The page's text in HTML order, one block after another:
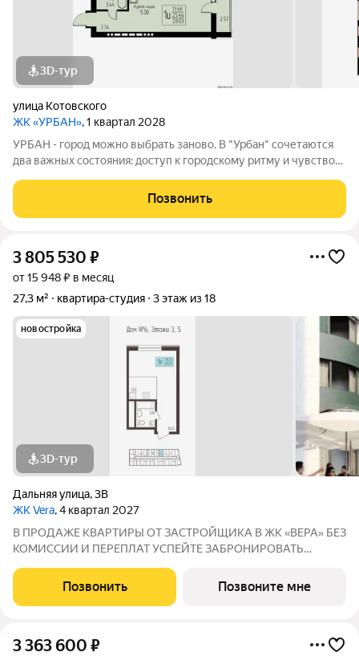
3D-тур
улица Котовского
ЖК «УРБАН», 1 квартал 2028
УРБАН - город можно выбрать заново. В "Урбан" сочетаются
два важных состояния: доступ к городскому ритму и чувство
удобная городская база: понятные маршруты, близость
инфраструктуры,
Позвонить
3 805 530 ₽
от 15 948 ₽ в месяц
27,3 м²
квартира-студия 3 этаж из 18
новостройка
3D-тур
Дальняя улица,3В
ЖК Vera, 4 квартал 2027
В ПРОДАЖЕ КВАРТИРЫ ОТ ЗАСТРОЙЩИКА В ЖК «ВЕРА» БЕЗ
КОМИССИИ И ПЕРЕПЛАТ УСПЕЙТЕ ЗАБРОНИРОВАТЬ
4,6% НА ВЕСЬ СРОК КРЕДИТОВАНИЯ ПО СЕМЕЙНОЙ
ИПОТЕКИ БРОНИРОВАНИЕ БЕСПЛАТНОЕ Адрес: г. Саранск,
Позвонить Позвоните мне
3 363 600 ₽